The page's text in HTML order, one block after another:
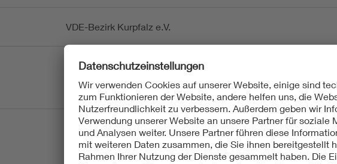
VDE-Bezirk Kurpfalz e.V.
Referent: Prof. Dr. Kasrsten Glöser
Datenhinweis: Ihre Daten werden zum Zweck der Organisation,
Durchführung und Berichterstattung der oben genannten
Veranstaltung erhoben, verarbeitet und an